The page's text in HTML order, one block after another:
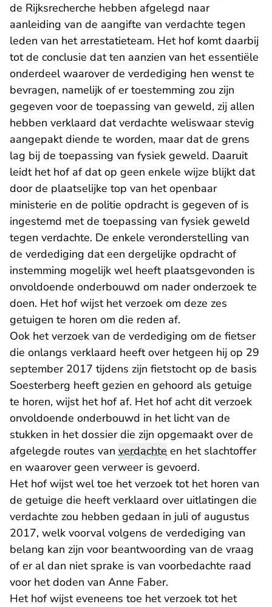
de Rijksrecherche hebben afgelegd naar
aanleiding van de aangifte van verdachte tegen
leden van het arrestatieteam. Het hof komt daarbij
tot de conclusie dat ten aanzien van het essentiële
onderdeel waarover de verdediging hen wenst te
bevragen, namelijk of er toestemming zou zijn
gegeven voor de toepassing van geweld, zij allen
hebben verklaard dat verdachte weliswaar stevig
aangepakt diende te worden, maar dat de grens
lag bij de toepassing van fysiek geweld. Daaruit
leidt het hof af dat op geen enkele wijze blijkt dat
door de plaatselijke top van het openbaar
ministerie en de politie opdracht is gegeven of is
ingestemd met de toepassing van fysiek geweld
tegen verdachte. De enkele veronderstelling van
de verdediging dat een dergelijke opdracht of
instemming mogelijk wel heeft plaatsgevonden is
onvoldoende onderbouwd om nader onderzoek te
doen. Het hof wijst het verzoek om deze zes
getuigen te horen om die reden af.
Ook het verzoek van de verdediging om de fietser
die onlangs verklaard heeft over hetgeen hij op 29
september 2017 tijdens zijn fietstocht op de basis
Soesterberg heeft gezien en gehoord als getuige
te horen, wijst het hof af. Het hof acht dit verzoek
onvoldoende onderbouwd in het licht van de
stukken in het dossier die zijn opgemaakt over de
afgelegde routes van verdachte en het slachtoffer
en waarover geen verweer is gevoerd.
Het hof wijst wel toe het verzoek tot het horen van
de getuige die heeft verklaard over uitlatingen die
verdachte zou hebben gedaan in juli of augustus
2017, welk voorval volgens de verdediging van
belang kan zijn voor beantwoording van de vraag
of er al dan niet sprake is van voorbedachte raad
voor het doden van Anne Faber.
Het hof wijst eveneens toe het verzoek tot het